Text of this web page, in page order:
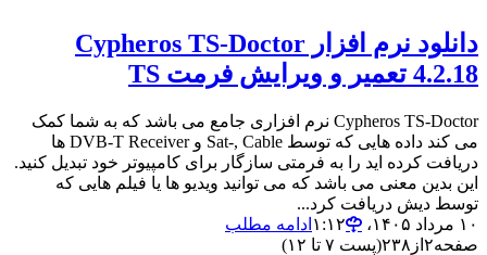
دانلود نرم افزار Cypheros TS-Doctor
4.2.18 تعمیر و ویرایش فرمت TS
Cypheros TS-Doctor نرم افزاری جامع می باشد که به شما کمک
می کند داده هایی که توسط Sat-, Cable و DVB-T Receiver ها
دریافت کرده اید را به فرمتی سازگار برای کامپیوتر خود تبدیل کنید.
این بدین معنی می باشد که می توانید ویدیو ها یا فیلم هایی که
توسط دیش دریافت کرد...
۱۰ مرداد ۱۴۰۵،‏ ۱:۱۲
ادامه مطلب
صفحه۲ از ۲۳۸(پست ۷ تا ۱۲)